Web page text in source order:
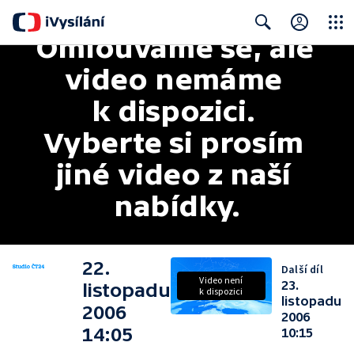
Search
Omlouváme se, ale
video nemáme
k dispozici.
Vyberte si prosím
jiné video z naší
nabídky.
22.
listopadu
2006
14:05
Video není
k dispozici
Další díl
23.
listopadu
2006
10:15